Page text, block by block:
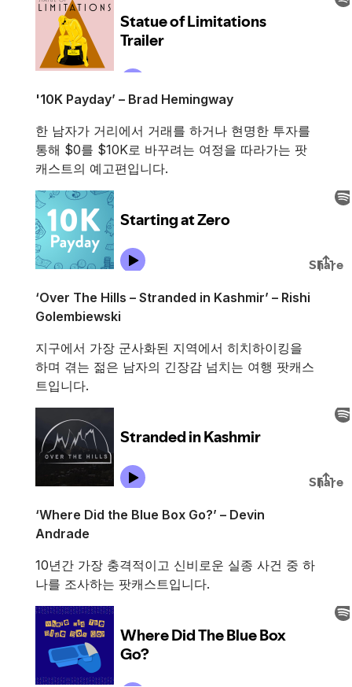
'10K Payday’ – Brad Hemingway
한 남자가 거리에서 거래를 하거나 현명한 투자를
통해 $0를 $10K로 바꾸려는 여정을 따라가는 팟
캐스트의 예고편입니다.
‘Over The Hills – Stranded in Kashmir’ – Rishi
Golembiewski
지구에서 가장 군사화된 지역에서 히치하이킹을
하며 겪는 젊은 남자의 긴장감 넘치는 여행 팟캐스
트입니다.
‘Where Did the Blue Box Go?’ – Devin
Andrade
10년간 가장 충격적이고 신비로운 실종 사건 중 하
나를 조사하는 팟캐스트입니다.